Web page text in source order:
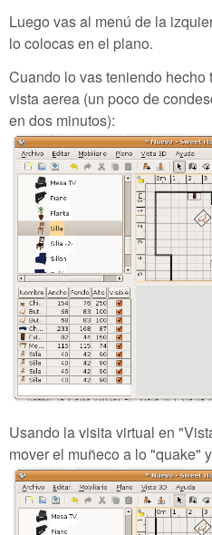
Luego vas al menú de la
lo colocas en el plano.
Cuando lo vas teniendo
vista aerea (un poco de
en dos minutos):
Usando la visita virtual en
mover el muñeco a lo "quake"